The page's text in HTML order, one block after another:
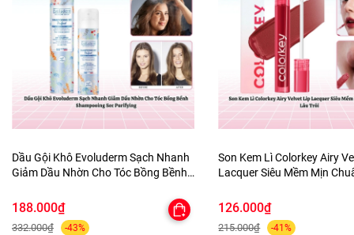
Dầu Gội Khô Evoluderm Sạch Nhanh
Giảm Dầu Nhờn Cho Tóc Bồng Bềnh
188.000₫
332.000₫ -43%
Son Kem Lì Colorkey Airy
Lacquer Siêu Mềm Mịn
126.000₫
215.000₫ -41%